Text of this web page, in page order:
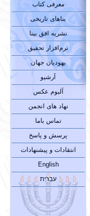
معرفی کتاب
بناهای تاریخی
نشریه افق بینا
نرم‌افزار تحقیق
یهودیان جهان
آرشیو
آلبوم عکس
نهاد های انجمن
تماس باما
پرسش و پاسخ
انتقادات و پیشنهادات
English
עברית